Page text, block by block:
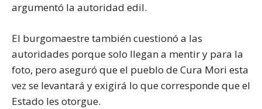
argumentó la autoridad edil.
El burgomaestre también cuestionó a las
autoridades porque solo llegan a mentir y para la
foto, pero aseguró que el pueblo de Cura Mori esta
vez se levantará y exigirá lo que corresponde que el
Estado les otorgue.